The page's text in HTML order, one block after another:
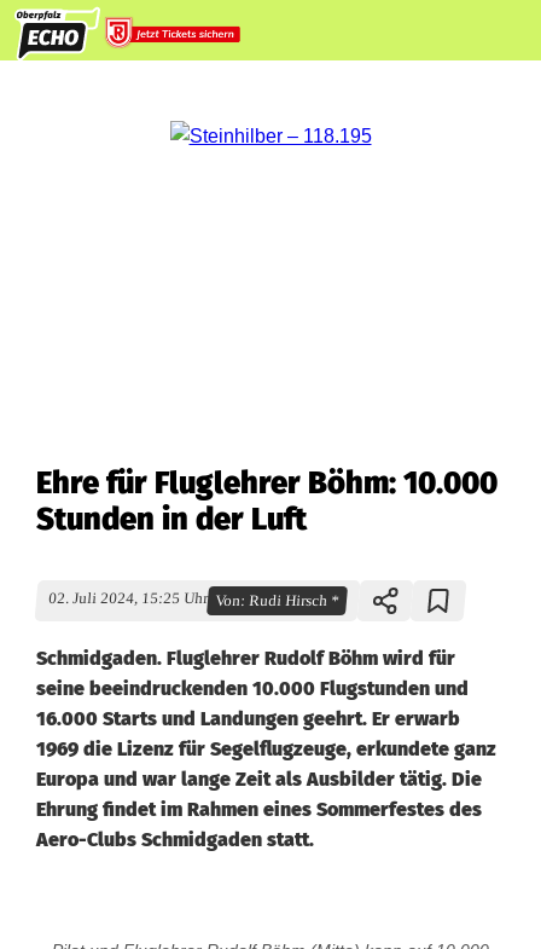
Ehre für Fluglehrer Böhm: 10.000
Stunden in der Luft
02. Juli 2024, 15:25 Uhr Von:Rudi Hirsch *
Schmidgaden. Fluglehrer Rudolf Böhm wird für
seine beeindruckenden 10.000 Flugstunden und
16.000 Starts und Landungen geehrt. Er erwarb
1969 die Lizenz für Segelflugzeuge, erkundete ganz
Europa und war lange Zeit als Ausbilder tätig. Die
Ehrung findet im Rahmen eines Sommerfestes des
Aero-Clubs Schmidgaden statt.